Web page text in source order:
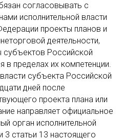
согласовывать с
исполнительной власти
проекты планов и
деятельности,
субъектов Российской
в пределах их компетенции.
субъекта Российской
дней после
проекта плана или
направляет официальное
орган исполнительной
3 статьи 13 настоящего